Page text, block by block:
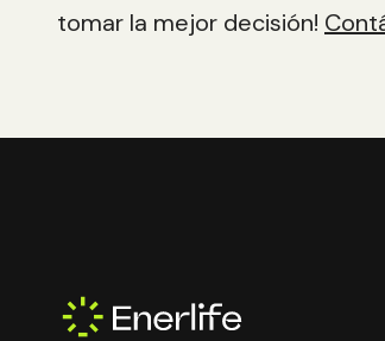
tomar la mejor decisión!